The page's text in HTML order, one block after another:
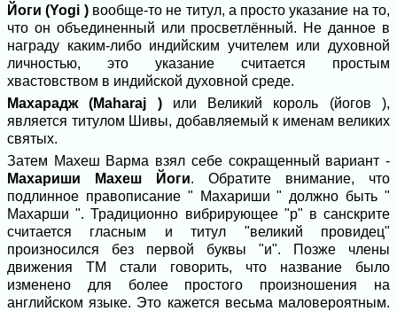
Йоги (Yogi )вообще-то не титул, а просто указание на то,
что он объединенный или просветлённый. Не данное в
награду каким-либо индийским учителем или духовной
личностью, это указание считается простым
хвастовством в индийской духовной среде.
Махарадж (Maharaj )или Великий король (йогов ),
является титулом Шивы, добавляемый к именам великих
святых.
Затем Махеш Варма взял себе сокращенный вариант -
Махариши Махеш Йоги. Обратите внимание, что
подлинное правописание " Махариши " должно быть "
Махарши ". Традиционно вибрирующее "р" в санскрите
считается гласным и титул "великий провидец"
произносился без первой буквы "и". Позже члены
движения TM стали говорить, что название было
изменено для более простого произношения на
английском языке. Это кажется весьма маловероятным.